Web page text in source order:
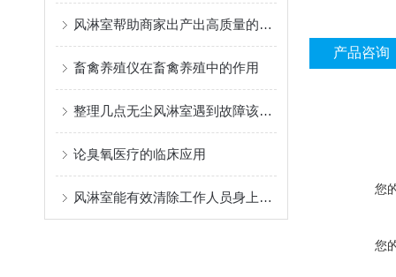
风淋室帮助商家出产出高质量的商品
畜禽养殖仪在畜禽养殖中的作用
整理几点无尘风淋室遇到故障该如何处理
论臭氧医疗的临床应用
风淋室能有效清除工作人员身上所携带的尘埃粒子
产品咨询
您
您